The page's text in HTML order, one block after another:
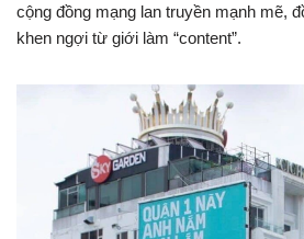
cộng đồng mạng lan truyền mạnh mẽ,
khen ngợi từ giới làm “content”.